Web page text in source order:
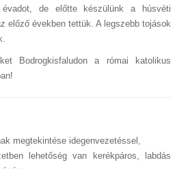
de előtte készülünk a húsvéti
előző években tettük. A legszebb tojások
Bodrogkisfaludon a római katolikus
megtekintése idegenvezetéssel,
lehetőség van kerékpáros, labdás